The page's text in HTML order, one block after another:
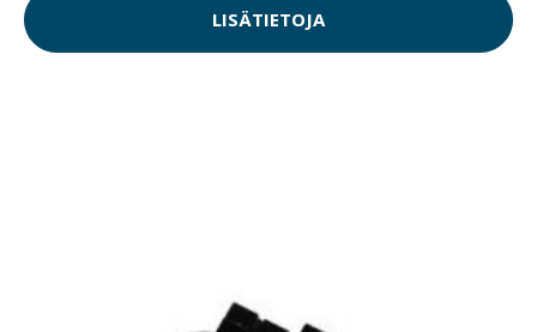
LISÄTIETOJA